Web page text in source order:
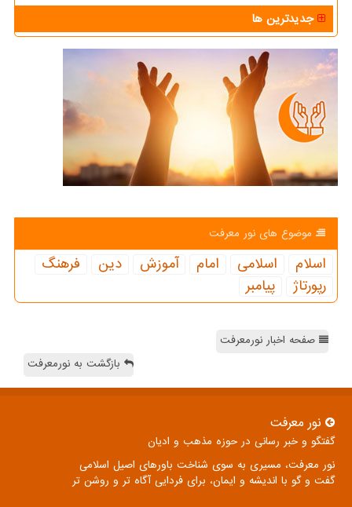
جدیدترین ها
موضوع های نور معرفت
اسلام اسلامی امام آموزش دین
فرهنگ
رپورتاژ
پیامبر
صفحه اخبار نورمعرفت
بازگشت به نورمعرفت
نور معرفت
گفتگو و خبر رسانی در حوزه مذهب و ادیان
نور معرفت، مسیری به سوی شناخت باورهای اصیل اسلامی
گفت و گو با اندیشه و ایمان، برای فردایی آگاه تر و روشن تر